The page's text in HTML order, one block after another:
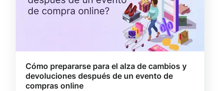
Cómo prepararse para el alza de cambios y
devoluciones después de un evento de
compras online